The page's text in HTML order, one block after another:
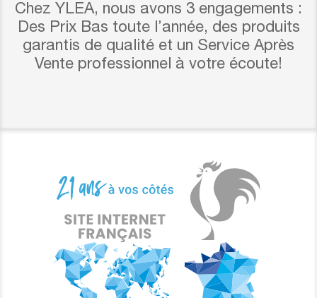
Chez YLEA, nous avons 3 engagements :
Des Prix Bas toute l’année, des produits
garantis de qualité et un Service Après
Vente professionnel à votre écoute!